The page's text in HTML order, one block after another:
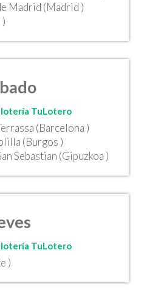
Madrid (Madrid )
lotería TuLotero
(Barcelona )
(Burgos )
Sebastian (Gipuzkoa )
lotería TuLotero
)